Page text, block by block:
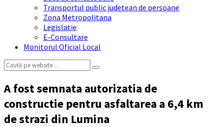
Transportul public judetean de persoane
Zona Metropolitana
Legislatie
E-Consultare
Monitorul Oficial Local
Search:
A fost semnata autorizatia de
constructie pentru asfaltarea a 6,4 km
de strazi din Lumina